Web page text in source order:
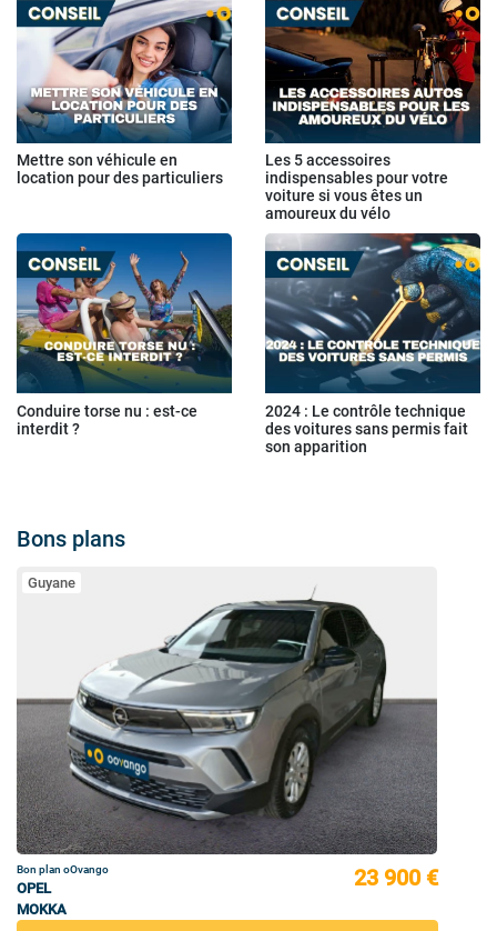
Mettre son véhicule en
location pour des particuliers
Les 5 accessoires
indispensables pour votre
voiture si vous êtes un
amoureux du vélo
Conduire torse nu : est-ce
interdit ?
2024 : Le contrôle technique
des voitures sans permis fait
son apparition
Bons plans
Guyane
Bon plan oOvango
OPEL
MOKKA
23 900 €